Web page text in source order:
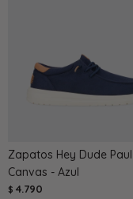
Zapatos Hey Dude Paul
Canvas - Azul
$ 4.790